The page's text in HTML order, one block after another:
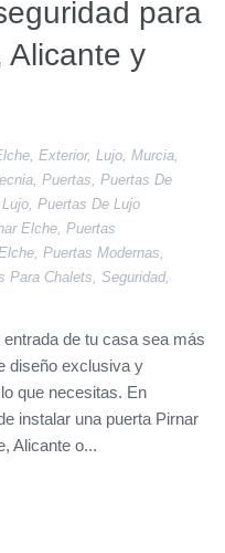
para
Alicante y
Exterior, Lujo Murcia
, Puertas, Puertas De
, Puertas De Lujo
Elche, Puertas
, Puertas Modernas,
Para Chalets, Seguridad,
de tu casa sea más
diseño exclusiva y
que necesitas. En
instalar una puerta Pirnar
Alicante o...